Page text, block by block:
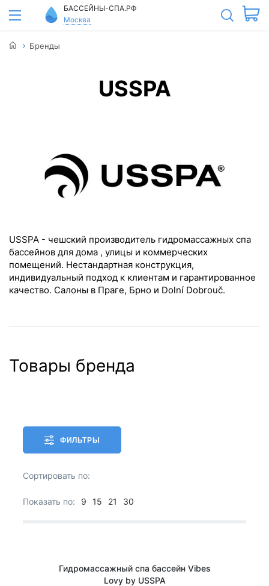
БАССЕЙНЫ-СПА.РФ
Москва
Бренды
USSPA
USSPA - чешский производитель гидромассажных спа
бассейнов для дома , улицы и коммерческих
помещений. Нестандартная конструкция,
индивидуальный подход к клиентам и гарантированное
качество. Салоны в Праге, Брно и Dolní Dobrouč.
Товары бренда
ФИЛЬТРЫ
Сортировать по:
Показать по: 9 15 21 30
Гидромассажный спа бассейн Vibes
Lovy by USSPA